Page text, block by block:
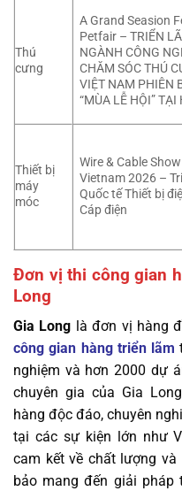
Thú
cưng
A Grand Seasion
Petfair – TRIỂN
NGÀNH CÔNG
CHĂM SÓC THÚ
VIỆT NAM PHIÊN
“MÙA LỄ HỘI” TẠI
Thiết bị
máy
móc
Wire & Cable Show
Vietnam 2026 –
Quốc tế Thiết bị
Cáp điện
Đơn vị thi công gian
Long
Gia Long là đơn vị hàng
công gian hàng triển lãm
nghiệm và hơn 2000 dự
chuyên gia của Gia
hàng độc đáo, chuyên
tại các sự kiện lớn như
cam kết về chất lượng
bảo mang đến giải